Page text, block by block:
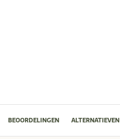
BEOORDELINGEN ALTERNATIEVEN